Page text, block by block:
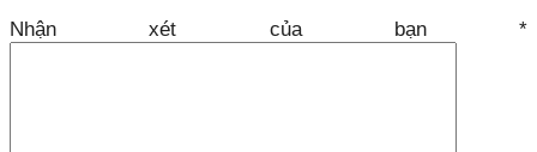
Nhận xét của bạn *